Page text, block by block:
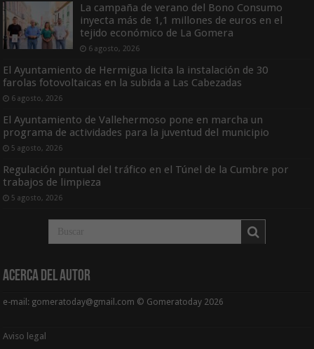
La campaña de verano del Bono Consumo
inyecta más de 1,1 millones de euros en el
tejido económico de La Gomera
6 agosto, 2026
El Ayuntamiento de Hermigua licita la instalación de 30
farolas fotovoltaicas en la subida a Las Cabezadas
6 agosto, 2026
El Ayuntamiento de Vallehermoso pone en marcha un
programa de actividades para la juventud del municipio
5 agosto, 2026
Regulación puntual del tráfico en el Túnel de la Cumbre por
trabajos de limpieza
5 agosto, 2026
Acerca del Autor
e-mail: gomeratoday@gmail.com © Gomeratoday 2026
Aviso legal